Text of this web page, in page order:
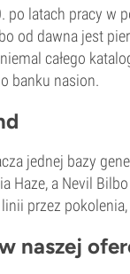
po latach pracy
od dawna jest
całego
banku nasion.
jednej bazy
Haze, a Nevil
przez pokolenia,
naszej